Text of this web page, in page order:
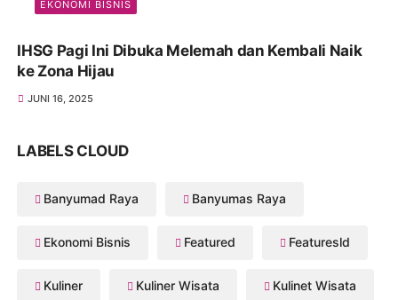
EKONOMI BISNIS
IHSG Pagi Ini Dibuka Melemah dan Kembali Naik
ke Zona Hijau
JUNI 16, 2025
LABELS CLOUD
Banyumad Raya Banyumas Raya
Ekonomi Bisnis Featured Featuresld
Kuliner Kuliner Wisata Kulinet Wisata